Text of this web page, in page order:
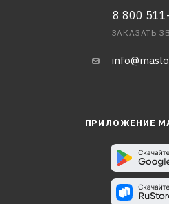
8 800
ЗАКАЗАТЬ
ПРИЛОЖЕНИЕ